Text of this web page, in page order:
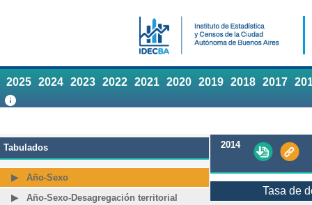
2025 2024 2023 2022 2021 2020 2019 2018 2017
Tabulados
Año-Sexo
Año-Sexo-Desagregación territorial
2014
Tasa de